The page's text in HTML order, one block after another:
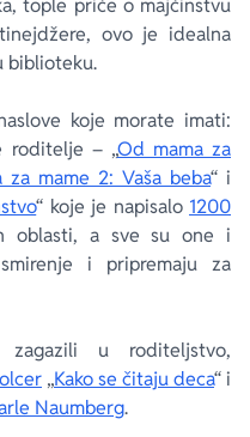
tople priče o majčinstvu
ovo je idealna
biblioteku.
koje morate imati:
roditelje – „Od mama za
za mame 2: Vaša beba“ i
“ koje je napisalo 1200
oblasti, a sve su one i
i pripremaju za
u roditeljstvo,
„Kako se čitaju deca“ i
Naumberg.